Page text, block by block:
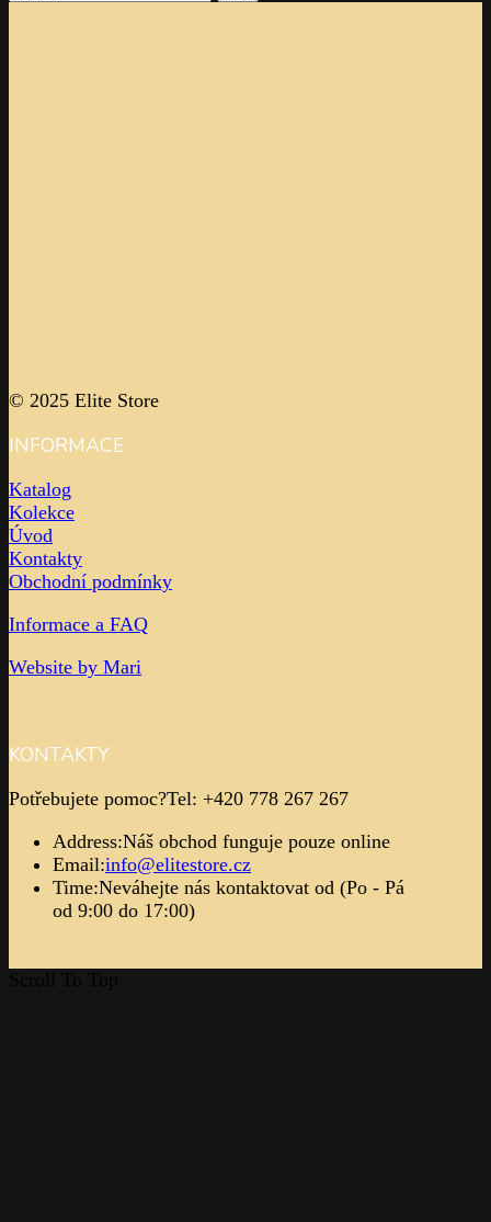
© 2025 Elite Store
INFORMACE
Katalog
Kolekce
Úvod
Kontakty
Obchodní podmínky
Informace a FAQ
Website by Mari
KONTAKTY
Potřebujete pomoc?Tel: +420 778 267 267
Address:Náš obchod funguje pouze online
Email:info@elitestore.cz
Time:Neváhejte nás kontaktovat od (Po - Pá
od 9:00 do 17:00)